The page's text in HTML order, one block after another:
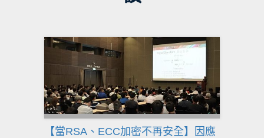
【當RSA、ECC加密不再安全】因應